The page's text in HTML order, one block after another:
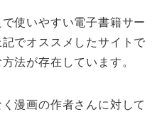
使いやすい電子書籍サー
でオススメしたサイトで
法が存在しています。
漫画の作者さんに対して